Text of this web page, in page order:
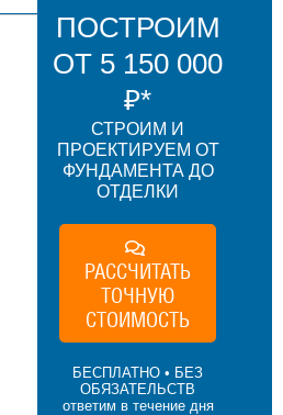
ПОСТРОИМ
ОТ 5 150 000
₽*
СТРОИМ И
ПРОЕКТИРУЕМ ОТ
ФУНДАМЕНТА ДО
ОТДЕЛКИ
РАССЧИТАТЬ
ТОЧНУЮ
СТОИМОСТЬ
БЕСПЛАТНО • БЕЗ
ОБЯЗАТЕЛЬСТВ
ответим в течение дня